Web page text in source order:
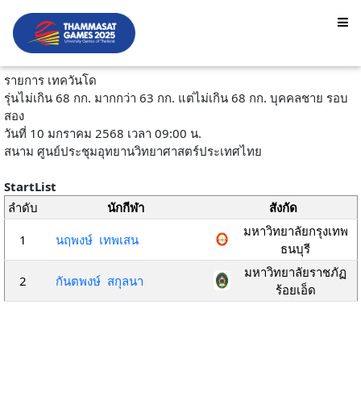
รายการ เทควันโด
รุ่นไม่เกิน 68 กก. มากกว่า 63 กก. แต่ไม่เกิน 68 กก. บุคคลชาย รอบ
สอง
วันที่ 10 มกราคม 2568 เวลา 09:00 น.
สนาม ศูนย์ประชุมอุทยานวิทยาศาสตร์ประเทศไทย
StartList
ลำดับ
นักกีฬา
สังกัด
1
นฤพงษ์ เทพเสน
มหาวิทยาลัยกรุงเทพ
ธนบุรี
2
กันตพงษ์ สกุลนา
มหาวิทยาลัยราชภัฏ
ร้อยเอ็ด